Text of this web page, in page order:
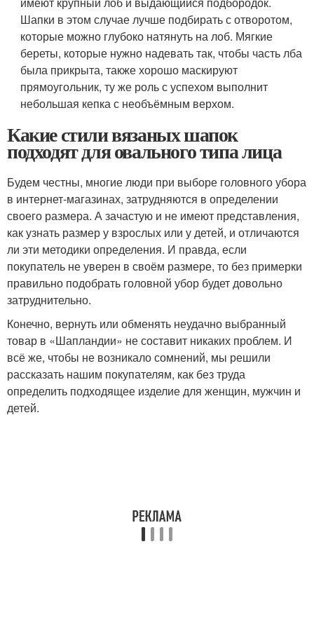
Шапки в этом случае лучше подбирать с отворотом,
которые можно глубоко натянуть на лоб. Мягкие
береты, которые нужно надевать так, чтобы часть лба
была прикрыта, также хорошо маскируют
прямоугольник, ту же роль с успехом выполнит
небольшая кепка с необъёмным верхом.
Какие стили вязаных шапок
подходят для овального типа лица
Будем честны, многие люди при выборе головного убора
в интернет-магазинах, затрудняются в определении
своего размера. А зачастую и не имеют представления,
как узнать размер у взрослых или у детей, и отличаются
ли эти методики определения. И правда, если
покупатель не уверен в своём размере, то без примерки
правильно подобрать головной убор будет довольно
затруднительно.
Конечно, вернуть или обменять неудачно выбранный
товар в «Шапландии» не составит никаких проблем. И
всё же, чтобы не возникало сомнений, мы решили
рассказать нашим покупателям, как без труда
определить подходящее изделие для женщин, мужчин и
детей.